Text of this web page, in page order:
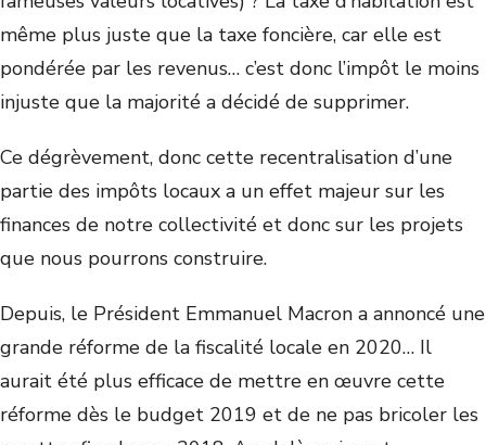
même plus juste que la taxe foncière, car elle est
pondérée par les revenus… c’est donc l’impôt le moins
injuste que la majorité a décidé de supprimer.
Ce dégrèvement, donc cette recentralisation d’une
partie des impôts locaux a un effet majeur sur les
finances de notre collectivité et donc sur les projets
que nous pourrons construire.
Depuis, le Président Emmanuel Macron a annoncé une
grande réforme de la fiscalité locale en 2020… Il
aurait été plus efficace de mettre en œuvre cette
réforme dès le budget 2019 et de ne pas bricoler les